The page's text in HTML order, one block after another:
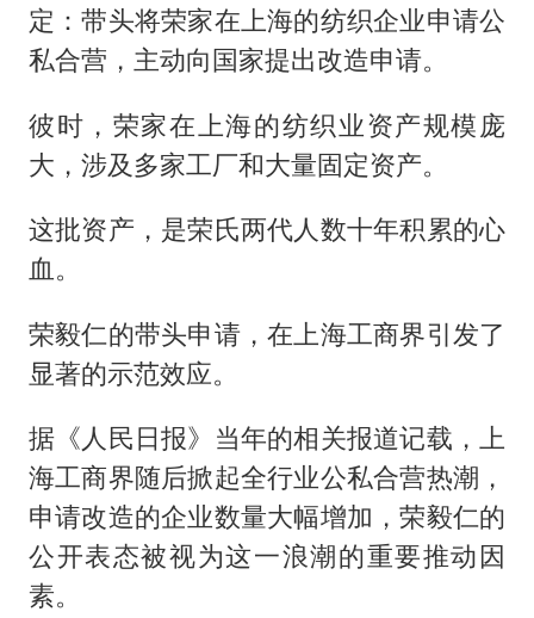
定：带头将荣家在上海的纺织企业申请公
私合营，主动向国家提出改造申请。
彼时，荣家在上海的纺织业资产规模庞
大，涉及多家工厂和大量固定资产。
这批资产，是荣氏两代人数十年积累的心
血。
荣毅仁的带头申请，在上海工商界引发了
显著的示范效应。
据《人民日报》当年的相关报道记载，上
海工商界随后掀起全行业公私合营热潮，
申请改造的企业数量大幅增加，荣毅仁的
公开表态被视为这一浪潮的重要推动因
素。